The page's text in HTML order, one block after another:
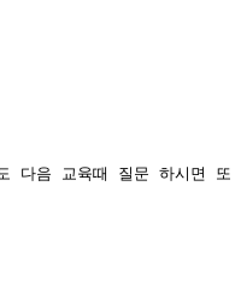
다음 교육때 질문 하시면